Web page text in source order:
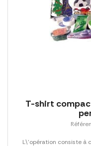
T-shirt
L\'opération consiste à